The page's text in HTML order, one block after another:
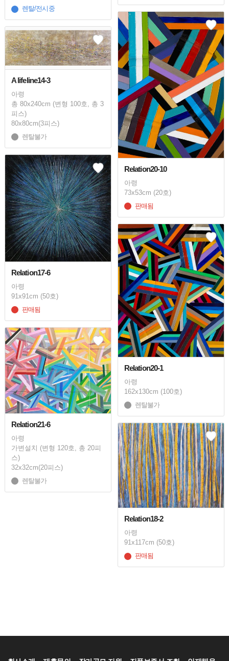
렌탈/전시중
Relation20-10
아령
73x53cm (20호)
판매됨
A lifeline14-3
아령
총 80x240cm (변형 100호, 총 3
피스)
80x80cm(3피스)
렌탈불가
Relation17-6
아령
91x91cm (50호)
판매됨
Relation20-1
아령
162x130cm (100호)
렌탈불가
Relation21-6
아령
가변설치 (변형 120호, 총 20피
스)
32x32cm(20피스)
렌탈불가
Relation18-2
아령
91x117cm (50호)
판매됨